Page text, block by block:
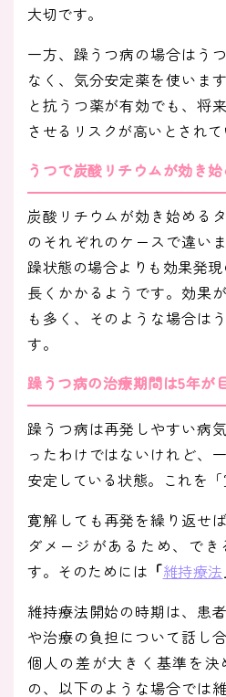
大切です。
一方、躁うつ病の場合はう
なく、気分安定薬を使いま
と抗うつ薬が有効でも、将
させるリスクが高いとされて
うつで炭酸リチウムが効き
炭酸リチウムが効き始める
のそれぞれのケースで違い
躁状態の場合よりも効果発
長くかかるようです。効果
も多く、そのような場合は
す。
躁うつ病の治療期間は5年が
躁うつ病は再発しやすい病
ったわけではないけれど、
安定している状態。これを「
寛解しても再発を繰り返せ
ダメージがあるため、で
す。そのためには 「維持療法
維持療法開始の時期は、患
や治療の負担について話し
個人の差が大きく基準を
の、以下のような場合では